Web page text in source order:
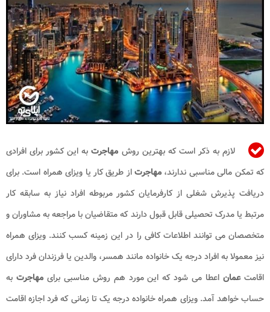
لازم به ذکر است که بهترین روش مهاجرتبه این کشور برای افرادی
که تمکن مالی مناسبی ندارند، مهاجرتاز طریق کار یا ویزای همراه است. برای
دریافت پذیرش شغلی از کارفرمایان کشور مربوطه افراد نیاز به سابقه کار
مرتبط یا مدرک تحصیلی قابل قبول دارند که متقاضیان با مراجعه به مشاوران و
متخصصان می توانند اطلاعات کافی را در این زمینه کسب کنند. ویزای همراه
نیز معمولا به افراد درجه یک خانواده مانند همسر، والدین یا فرزندان فرد دارای
اقامتعماناعطا می شود که این مورد هم روش مناسبی برایمهاجرت به
حساب خواهد آمد. ویزای همراه خانواده درجه یک تا زمانی که فرد اجازه اقامت